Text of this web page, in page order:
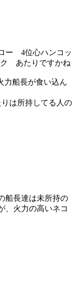
ー 4位心ハンコッ
あたりですかね
力船長が食い込ん
は所持してる人の
船長達は未所持の
、火力の高いネコ